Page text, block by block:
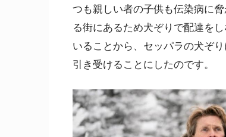
つも親しい者の子供も伝染病に
る街にあるため犬ぞりで配達を
いることから、セッパラの犬ぞ
引き受けることにしたのです。